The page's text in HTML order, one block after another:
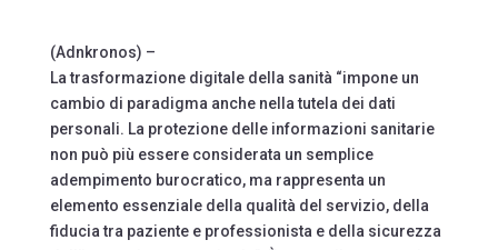
(Adnkronos) –
La trasformazione digitale della sanità “impone un
cambio di paradigma anche nella tutela dei dati
personali. La protezione delle informazioni sanitarie
non può più essere considerata un semplice
adempimento burocratico, ma rappresenta un
elemento essenziale della qualità del servizio, della
fiducia tra paziente e professionista e della sicurezza